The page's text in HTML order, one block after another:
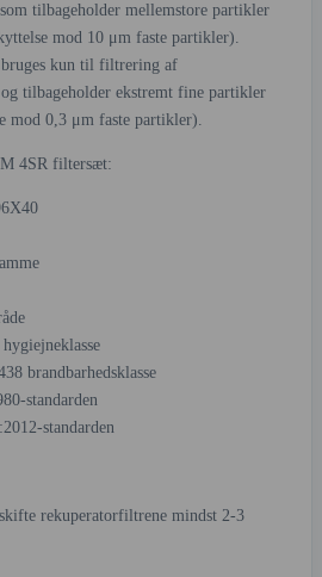
tilbageholder mellemstore partikler
mod 10 μm faste partikler).
kun til filtrering af
tilbageholder ekstremt fine partikler
mod 0,3 μm faste partikler).
4SR filtersæt:
brandbarhedsklasse
standarden
standarden
rekuperatorfiltrene mindst 2-3